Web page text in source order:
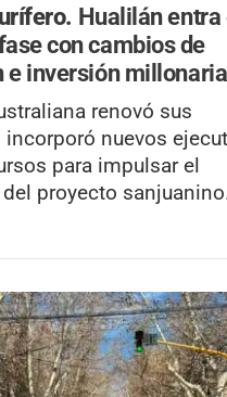
Hualilán entra
con cambios de
e inversión millonaria
renovó sus
incorporó nuevos
para impulsar el
proyecto